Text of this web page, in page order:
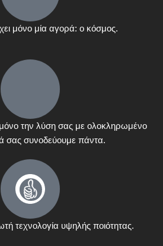
μόνο μία αγορά: ο κόσμος.
την λύση σας με ολοκληρωμένο
σας συνοδεύουμε πάντα.
τεχνολογία υψηλής ποιότητας.